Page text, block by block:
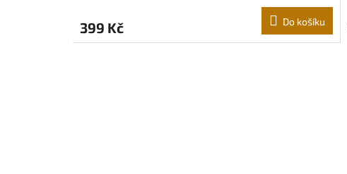
399 Kč Do košíku